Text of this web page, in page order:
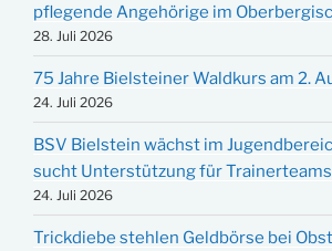
pflegende Angehörige im
28. Juli 2026
75 Jahre Bielsteiner Waldkurs am 2.
24. Juli 2026
BSV Bielstein wächst im
sucht Unterstützung für Trainerteams
24. Juli 2026
Trickdiebe stehlen Geldbörse bei